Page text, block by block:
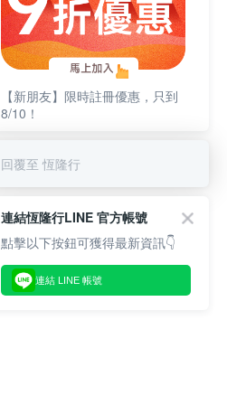
【新朋友】限時註冊優惠，只到
8/10！
回覆至 恆隆行
連結恆隆行LINE 官方帳號
點擊以下按鈕可獲得最新資訊👇
連結 LINE 帳號